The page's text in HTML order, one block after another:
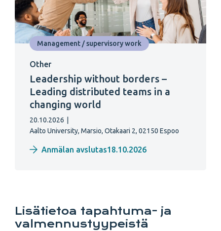
Management / supervisory work
Other
Leadership without borders –
Leading distributed teams in a
changing world
20.10.2026
Aalto University, Marsio, Otakaari 2, 02150 Espoo
Anmälan avslutas18.10.2026
Lisätietoa tapahtuma- ja
valmennustyypeistä